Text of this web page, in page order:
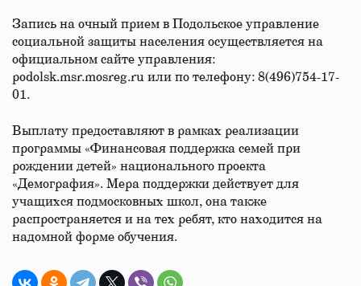
Запись на очный прием в Подольское управление
социальной защиты населения осуществляется на
официальном сайте управления:
podolsk.msr.mosreg.ru или по телефону: 8(496)754-17-
01.
Выплату предоставляют в рамках реализации
программы «Финансовая поддержка семей при
рождении детей» национального проекта
«Демография». Мера поддержки действует для
учащихся подмосковных школ, она также
распространяется и на тех ребят, кто находится на
надомной форме обучения.